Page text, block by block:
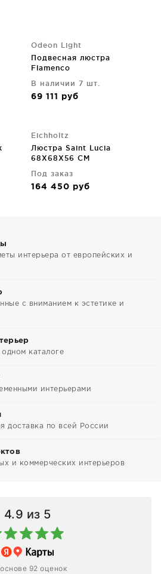
Odeon Light
Подвесная люстра
Flamenco
В наличии 7 шт.
69 111 руб
Eichholtz
Люстра Saint Lucia
68X68X56 CM
Под заказ
164 450 руб
интерьера от европейских и
с вниманием к эстетике и
каталоге
интерьерами
доставка по всей России
и коммерческих интерьеров
4.9 из 5
92 оценок